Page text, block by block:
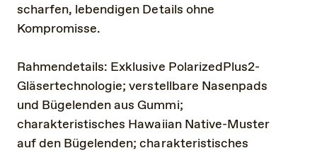
scharfen, lebendigen Details ohne
Kompromisse.
Rahmendetails: Exklusive PolarizedPlus2-
Gläsertechnologie; verstellbare Nasenpads
und Bügelenden aus Gummi;
charakteristisches Hawaiian Native-Muster
auf den Bügelenden; charakteristisches